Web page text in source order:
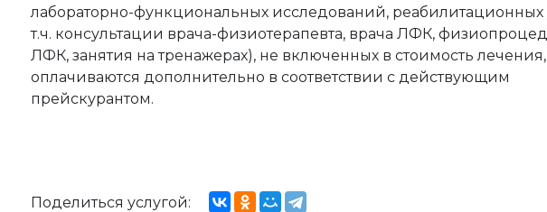
лабораторно-функциональных исследований, реабилитационных
т.ч. консультации врача-физиотерапевта, врача ЛФК,
ЛФК, занятия на тренажерах), не включенных в стоимость лечения,
оплачиваются дополнительно в соответствии с действующим
прейскурантом.
Поделиться услугой: